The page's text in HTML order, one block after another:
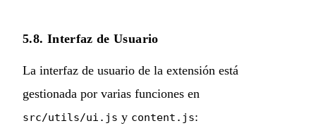
5.8. Interfaz de Usuario
La interfaz de usuario de la extensión está
gestionada por varias funciones en
src/utils/ui.js y content.js: